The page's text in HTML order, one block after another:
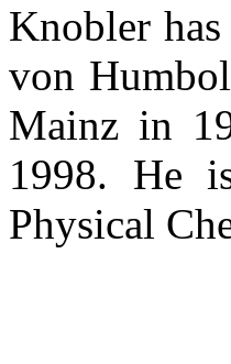
Knobler
von
Mainz in
1998. He
Physical